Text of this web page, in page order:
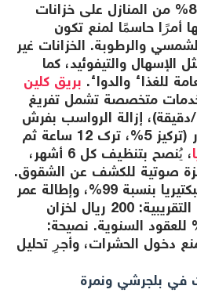
، حيث تعتمد 80% من المنازل على خزانات
أمرًا حاسمًا لمنع تكون
والرطوبة. الخزانات غير
والتيفوئيد، كما
للغذاء والدواء. بريق كلين
متخصصة تشمل تفريغ
(بمضخات 500 لتر/دقيقة)، إزالة الرواسب بفرش
ميكانيكية، وتعقيم بالكلور (تركيز 5%، ترك 12 ساعة ثم
، يُنصح بتنظيف كل 6 أشهر،
صوتية للكشف عن الشقوق.
الفوائد: مياه خالية من البكتيريا بنسبة 99%، وإطالة عمر
الخزان 5 سنوات. التكلفة التقريبية: 200 ريال لخزان
لتر، مع خصم 20% للعقود السنوية. نصيحة:
دخول الحشرات، وأجرِ تحليل